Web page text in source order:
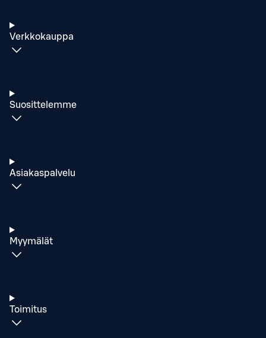
Verkkokauppa
Suosittelemme
Asiakaspalvelu
Myymälät
Toimitus